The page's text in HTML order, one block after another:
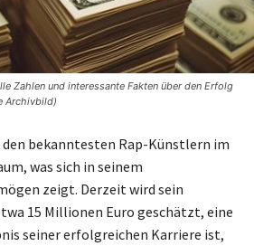
Zahlen und interessante Fakten über den Erfolg
Archivbild)
bekanntesten Rap-Künstlern im
was sich in seinem
zeigt. Derzeit wird sein
15 Millionen Euro geschätzt, eine
seiner erfolgreichen Karriere ist,